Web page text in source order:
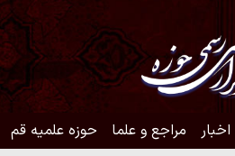
مراجع و علما حوزه علمیه قم